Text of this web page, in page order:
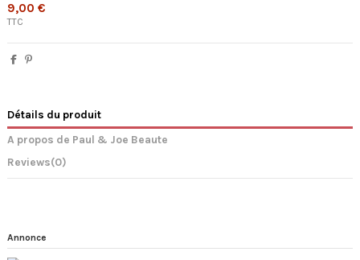
9,00 €
TTC
Détails du produit
A propos de Paul & Joe Beaute
Reviews(0)
Annonce